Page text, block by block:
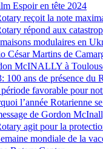
Espoir en tête 2024
reçoit la note
répond aux
modulaires en
César Martins de
McINALLY à
100 ans de présence du
favorable pour
l’année Rotarienne
de Gordon
agit pour la
mondiale de la